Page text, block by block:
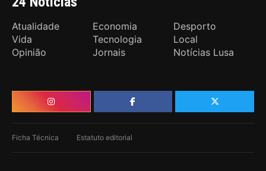
Atualidade Economia
Desporto
Vida
Tecnologia
Local
Opinião
Jornais Notícias Lusa
Ficha Técnica Estatuto editorial